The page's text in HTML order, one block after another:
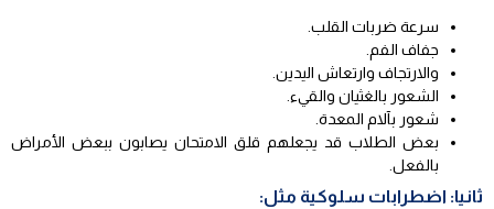
سرعة ضربات القلب.
جفاف الفم.
والارتجاف وارتعاش اليدين.
الشعور بالغثيان والقيء.
شعور بآلام المعدة.
بعض الطلاب قد يجعلهم قلق الامتحان يصابون ببعض الأمراض
بالفعل.
ثانيا: اضطرابات سلوكية مثل: